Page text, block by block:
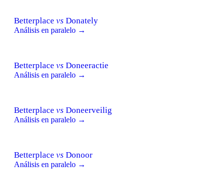
Betterplace vs Donately
Análisis en paralelo →
Betterplace vs Doneeractie
Análisis en paralelo →
Betterplace vs Doneerveilig
Análisis en paralelo →
Betterplace vs Donoor
Análisis en paralelo →